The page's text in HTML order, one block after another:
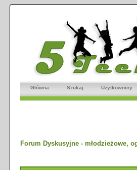
Główna Szukaj Użytkownicy
Forum Dyskusyjne - młodzieżowe,